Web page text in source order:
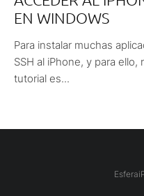
EN WINDOWS
Para instalar muchas
SSH al iPhone, y para
tutorial es...